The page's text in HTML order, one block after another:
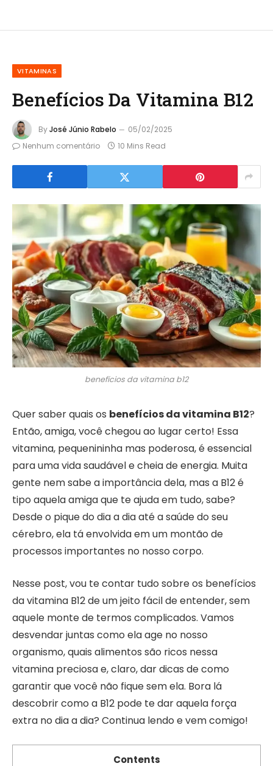
VITAMINAS
Benefícios Da Vitamina B12
ByJosé Júnio Rabelo
05/02/2025
Nenhum comentário
10 Mins Read
benefícios da vitamina b12
Quer saber quais os benefícios da vitamina B12?
Então, amiga, você chegou ao lugar certo! Essa
vitamina, pequenininha mas poderosa, é essencial
para uma vida saudável e cheia de energia. Muita
gente nem sabe a importância dela, mas a B12 é
tipo aquela amiga que te ajuda em tudo, sabe?
Desde o pique do dia a dia até a saúde do seu
cérebro, ela tá envolvida em um montão de
processos importantes no nosso corpo.
Nesse post, vou te contar tudo sobre os benefícios
da vitamina B12 de um jeito fácil de entender, sem
aquele monte de termos complicados. Vamos
desvendar juntas como ela age no nosso
organismo, quais alimentos são ricos nessa
vitamina preciosa e, claro, dar dicas de como
garantir que você não fique sem ela. Bora lá
descobrir como a B12 pode te dar aquela força
extra no dia a dia? Continua lendo e vem comigo!
Contents